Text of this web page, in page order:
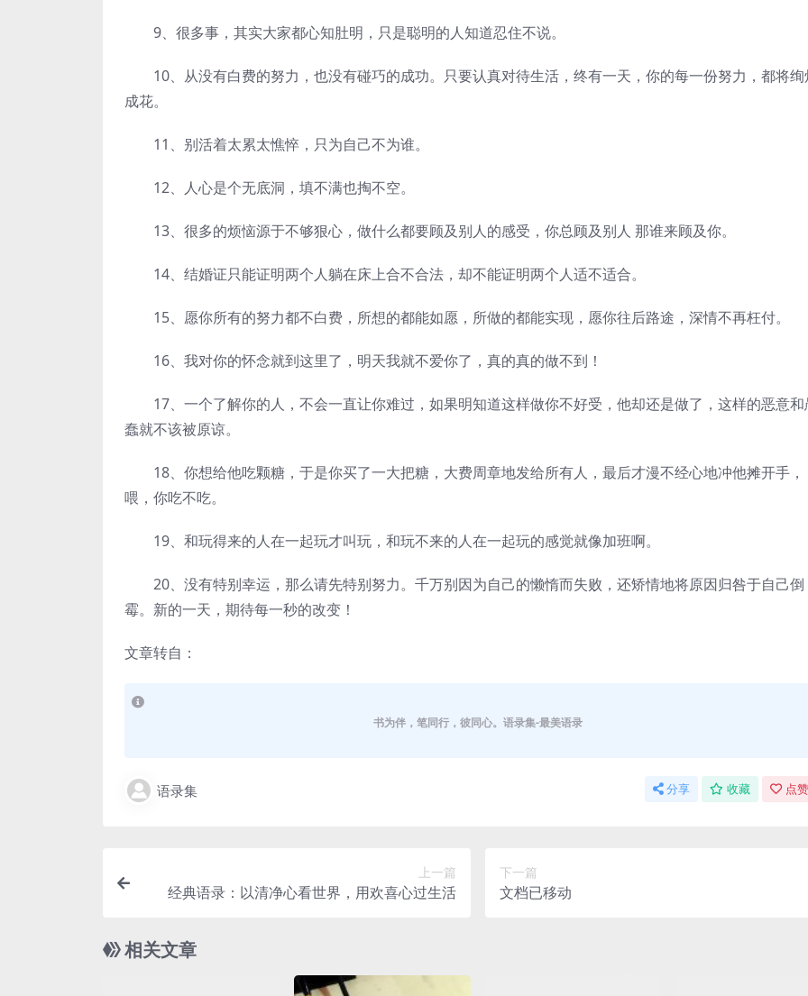
9、很多事，其实大家都心知肚明，只是聪明的人知道忍住不说。
10、从没有白费的努力，也没有碰巧的成功。只要认真对待生活，终有一天，你的每一份努力，都将绚
成花。
11、别活着太累太憔悴，只为自己不为谁。
12、人心是个无底洞，填不满也掏不空。
13、很多的烦恼源于不够狠心，做什么都要顾及别人的感受，你总顾及别人 那谁来顾及你。
14、结婚证只能证明两个人躺在床上合不合法，却不能证明两个人适不适合。
15、愿你所有的努力都不白费，所想的都能如愿，所做的都能实现，愿你往后路途，深情不再枉付。
16、我对你的怀念就到这里了，明天我就不爱你了，真的真的做不到！
17、一个了解你的人，不会一直让你难过，如果明知道这样做你不好受，他却还是做了，这样的恶意和
蠢就不该被原谅。
18、你想给他吃颗糖，于是你买了一大把糖，大费周章地发给所有人，最后才漫不经心地冲他摊开手，
喂，你吃不吃。
19、和玩得来的人在一起玩才叫玩，和玩不来的人在一起玩的感觉就像加班啊。
20、没有特别幸运，那么请先特别努力。千万别因为自己的懒惰而失败，还矫情地将原因归咎于自己倒
霉。新的一天，期待每一秒的改变！
文章转自：
书为伴，笔同行，彼同心。语录集-最美语录
语录集 分享 收藏 点
上一篇
经典语录：以清净心看世界，用欢喜心过生活
下一篇
文档已移动
相关文章